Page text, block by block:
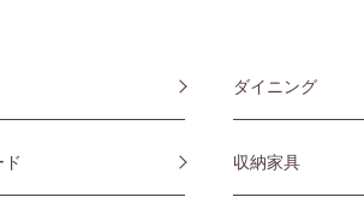
ダイニング
収納家具